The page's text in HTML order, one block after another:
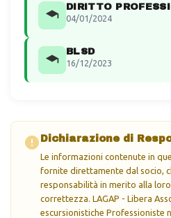
DIRITTO
04/01/2024
BLSD
16/12/2023
Dichiarazione di
Le informazioni contenute in
fornite direttamente dal socio,
responsabilità in merito alla
correttezza. LAGAP - Libera
escursionistiche Professioniste